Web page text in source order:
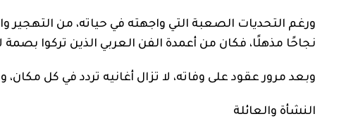
ورغم التحديات الصعبة التي واجهته في حياته، من
نجاحًا مذهلًا، فكان من أعمدة الفن العربي الذين تركوا بصمة
وبعد مرور عقود على وفاته، لا تزال أغانيه تردد في كل
النشأة والعائلة